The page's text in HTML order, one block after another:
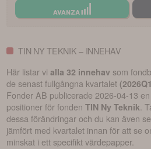
TIN NY TEKNIK – INNEHAV
Här listar vialla 32 innehav som
de senast fullgångna kvartalet (
Fonder AB publicerade 2026-04-13
positioner för fondenTIN Ny Teknik .
dessa förändringar och du kan även
jämfört med kvartalet innan för att se
minskat i ett specifikt värdepapper.